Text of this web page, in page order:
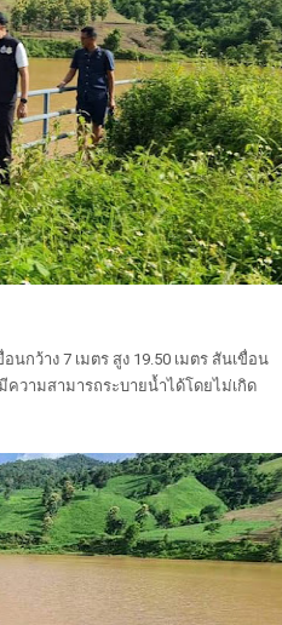
าง 7 เมตร สูง 19.50 เมตร สันเขื่อน
ความสามารถระบายน้ำได้โดยไม่เกิด